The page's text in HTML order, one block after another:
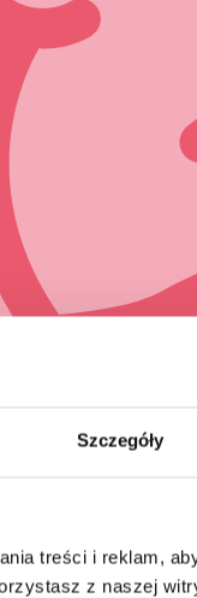
Szczegóły
treści i reklam,
z naszej